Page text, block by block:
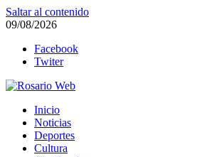
Saltar al contenido
09/08/2026
Facebook
Twiter
Rosario Web
Todas la noticias de Rosario y la zona
Inicio
Noticias
Deportes
Cultura